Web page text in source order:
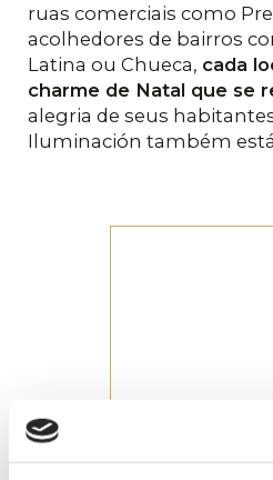
ruas comerciais como
acolhedores de bairros
Latina ou Chueca, cada
charme de Natal que se
alegria de seus
Iluminación também